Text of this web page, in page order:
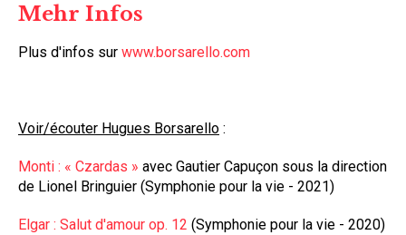
Mehr Infos
Plus d'infos sur www.borsarello.com
Voir/écouter Hugues Borsarello :
Monti : « Czardas » avec Gautier Capuçon sous la direction
de Lionel Bringuier (Symphonie pour la vie - 2021)
Elgar : Salut d'amour op. 12 (Symphonie pour la vie - 2020)